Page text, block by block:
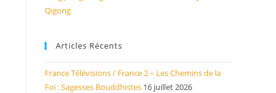
Qigong
Articles Récents
France Télévisions / France 2 – Les Chemins de la
Foi : Sagesses Bouddhistes 16 juillet 2026